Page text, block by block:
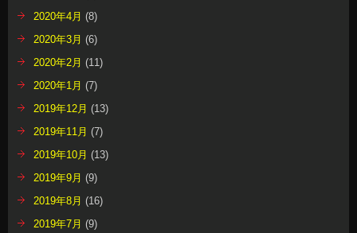
2020年4月 (8)
2020年3月 (6)
2020年2月 (11)
2020年1月 (7)
2019年12月 (13)
2019年11月 (7)
2019年10月 (13)
2019年9月 (9)
2019年8月 (16)
2019年7月 (9)